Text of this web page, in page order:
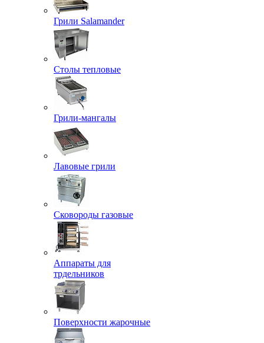
Грили Salamander
Столы тепловые
Грили-мангалы
Лавовые грили
Сковороды газовые
Аппараты для
трдельников
Поверхности жарочные